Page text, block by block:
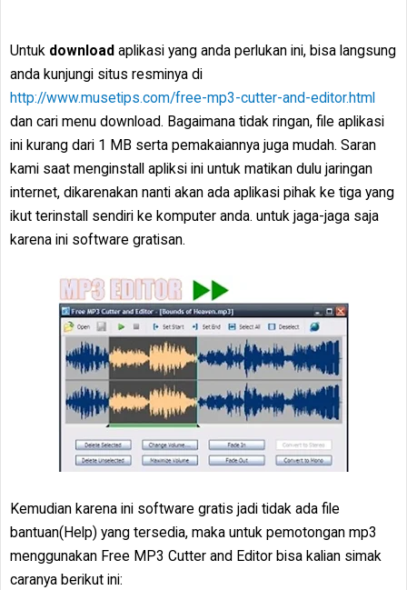
Untuk download aplikasi yang anda perlukan ini, bisa langsung
anda kunjungi situs resminya di
http://www.musetips.com/free-mp3-cutter-and-editor.html
dan cari menu download. Bagaimana tidak ringan, file aplikasi
ini kurang dari 1 MB serta pemakaiannya juga mudah. Saran
kami saat menginstall apliksi ini untuk matikan dulu jaringan
internet, dikarenakan nanti akan ada aplikasi pihak ke tiga yang
ikut terinstall sendiri ke komputer anda. untuk jaga-jaga saja
karena ini software gratisan.
Kemudian karena ini software gratis jadi tidak ada file
bantuan(Help) yang tersedia, maka untuk pemotongan mp3
menggunakan Free MP3 Cutter and Editor bisa kalian simak
caranya berikut ini: